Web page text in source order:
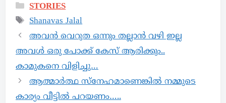
STORIES
Shanavas Jalal
അവൻ വെറുത ഒന്നും തല്ലാൻ വഴി ഇല്ല
അവൾ ഒരു പോക്ക് കേസ് ആരിക്കും..
കാമുകനെ വിളിച്ചു…
ആത്മാർത്ഥ സ്നേഹമാണെങ്കിൽ നമ്മുടെ
കാര്യം വീട്ടിൽ പറയണം…..